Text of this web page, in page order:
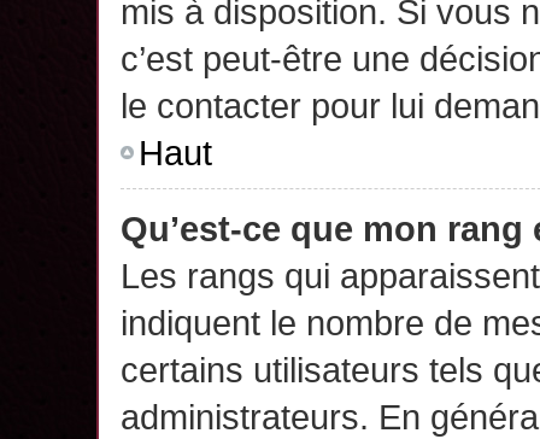
mis à disposition. Si vous
c’est peut-être une
le contacter pour lui
Haut
Qu’est-ce que mon
Les rangs qui
indiquent le nombre de
certains utilisateurs tels
administrateurs. En